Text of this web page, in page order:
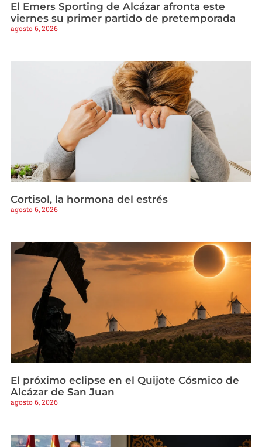
El Emers Sporting de Alcázar afronta este
viernes su primer partido de pretemporada
agosto 6, 2026
Cortisol, la hormona del estrés
agosto 6, 2026
El próximo eclipse en el Quijote Cósmico de
Alcázar de San Juan
agosto 6, 2026